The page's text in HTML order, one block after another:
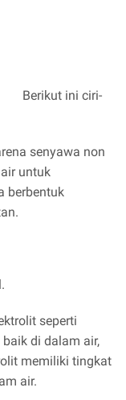
Berikut ini ciri-
senyawa non
untuk
berbentuk
seperti
di dalam air,
memiliki tingkat
air.